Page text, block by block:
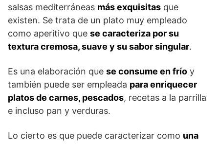
salsas mediterráneas más exquisitas que
existen. Se trata de un plato muy empleado
como aperitivo que se caracteriza por su
textura cremosa, suave y su sabor singular.
Es una elaboración que se consume en frío y
también puede ser empleada para enriquecer
platos de carnes, pescados, recetas a la parrilla
e incluso pan y verduras.
Lo cierto es que puede caracterizar como una